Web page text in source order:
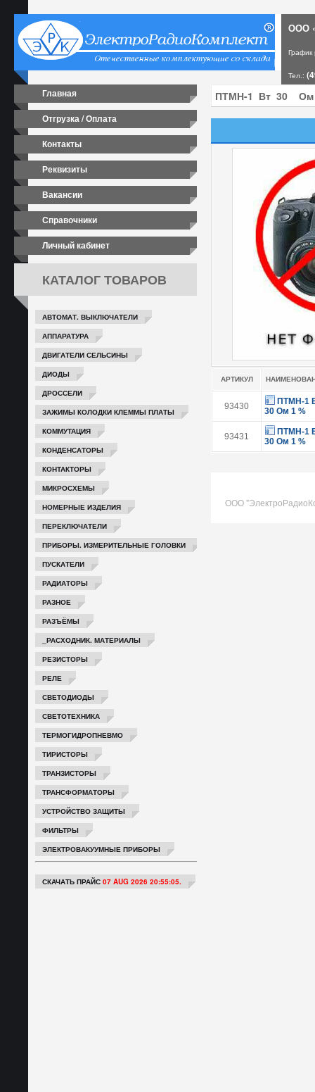
ООО
Тел.:
Главная
Отгрузка / Оплата
Контакты
Реквизиты
Вакансии
Справочники
Личный кабинет
КАТАЛОГ ТОВАРОВ
АВТОМАТ. ВЫКЛЮЧАТЕЛИ
АППАРАТУРА
ДВИГАТЕЛИ СЕЛЬСИНЫ
ДИОДЫ
ДРОССЕЛИ
ЗАЖИМЫ КОЛОДКИ КЛЕММЫ ПЛАТЫ
КОММУТАЦИЯ
КОНДЕНСАТОРЫ
КОНТАКТОРЫ
МИКРОСХЕМЫ
НОМЕРНЫЕ ИЗДЕЛИЯ
ПЕРЕКЛЮЧАТЕЛИ
ПРИБОРЫ. ИЗМЕРИТЕЛЬНЫЕ ГОЛОВКИ
ПУСКАТЕЛИ
РАДИАТОРЫ
РАЗНОЕ
РАЗЪЁМЫ
_РАСХОДНИК. МАТЕРИАЛЫ
РЕЗИСТОРЫ
РЕЛЕ
СВЕТОДИОДЫ
СВЕТОТЕХНИКА
ТЕРМОГИДРОПНЕВМО
ТИРИСТОРЫ
ТРАНЗИСТОРЫ
ТРАНСФОРМАТОРЫ
УСТРОЙСТВО ЗАЩИТЫ
ФИЛЬТРЫ
ЭЛЕКТРОВАКУУМНЫЕ ПРИБОРЫ
СКАЧАТЬ ПРАЙС 07 AUG 2026 20:55:05.
АРТИКУЛ
93430
ПТМН-1
30 Ом 1 %
93431
ПТМН-1
30 Ом 1 %
ООО